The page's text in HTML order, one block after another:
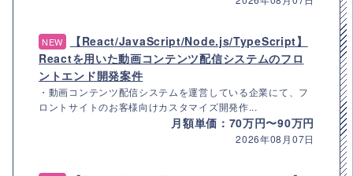
NEW
【React/JavaScript/Node.js/TypeScript】
Reactを用いた動画コンテンツ配信システムのフロ
ントエンド開発案件
・動画コンテンツ配信システムを運営している企業にて、フ
ロントサイトのお客様向けカスタマイズ開発作...
月額単価：70万円〜90万円
2026年08月07日